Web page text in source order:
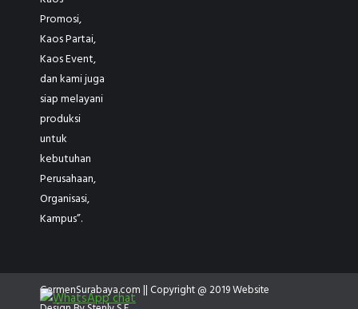
Promosi,
Kaos Partai,
Kaos Event,
dan kami juga
siap melayani
produksi
untuk
kebutuhan
Perusahaan,
Organisasi,
Kampus”.
GarmenSurabaya.com || Copyright @ 2019 Website